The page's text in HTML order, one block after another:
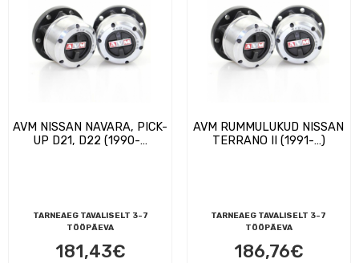
AVM NISSAN NAVARA, PICK-
UP D21, D22 (1990-…
TARNEAEG TAVALISELT 3-7
TÖÖPÄEVA
181,43€
AVM RUMMULUKUD NISSAN
TERRANO II (1991-…)
TARNEAEG TAVALISELT 3-7
TÖÖPÄEVA
186,76€